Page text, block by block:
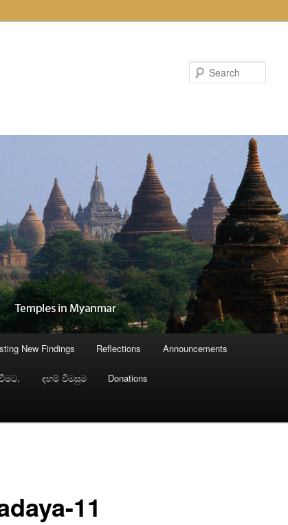
New Findings Reflections Announcements
දහම් විමසුම Donations
11